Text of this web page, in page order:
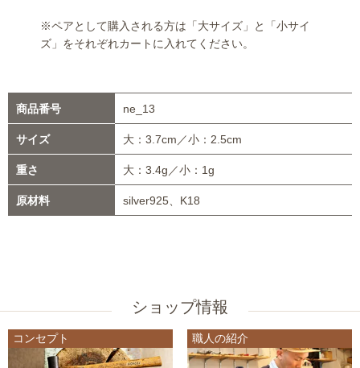
※ペアとして購入される方は「大サイズ」と「小サイ
ズ」をそれぞれカートに入れてください。
商品番号 ne_13
サイズ 大：3.7cm／小：2.5cm
重さ 大：3.4g／小：1g
原材料 silver925、K18
ショップ情報
コンセプト 職人の紹介